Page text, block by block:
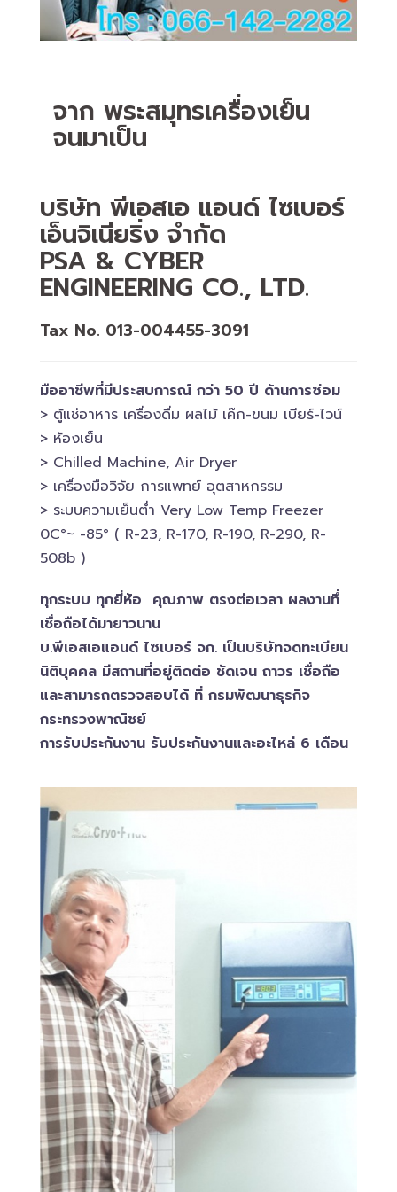
จาก พระสมุทรเครื่องเย็น
จนมาเป็น
บริษัท พีเอสเอ แอนด์ ไซเบอร์
เอ็นจิเนียริ่ง จำกัด
PSA & CYBER
ENGINEERING CO., LTD.
Tax No. 013-004455-3091
มืออาชีพที่มีประสบการณ์ กว่า 50 ปี ด้านการซ่อม
> ตู้แช่อาหาร เครื่องดื่ม ผลไม้ เค๊ก-ขนม เบียร์-ไวน์​
> ห้องเย็น
> Chilled​ Machine, Air Dryer
> เครื่องมือวิจัย การแพทย์​ อุตสาหกรรม
> ระบบความเย็นต่ำ Very Low Temp Freezer
0C°~ -​85° ( R-23, R-170, R-190, R-290, R-
508b )
ทุกระบบ ทุกยี่ห้อ คุณภาพ ตรงต่อเวลา ผลงานทึ่
เชื่อถือได้มายาวนาน
บ.พีเอสเอ​แอนด์ ไซเบอร์​ จก. เป็นบริษัทจดทะเบียน
นิติบุคคล​ มีสถานที่อยู่ติดต่อ ชัดเจน ถาวร เชื่อถือ
และสามารถตรวจสอบ​ได้ ที่ กรมพัฒนาธุรกิจ​
กระทรวงพาณิชย์
การรับประกันงาน รับประกันงานและอะไหล่ 6 เดือน